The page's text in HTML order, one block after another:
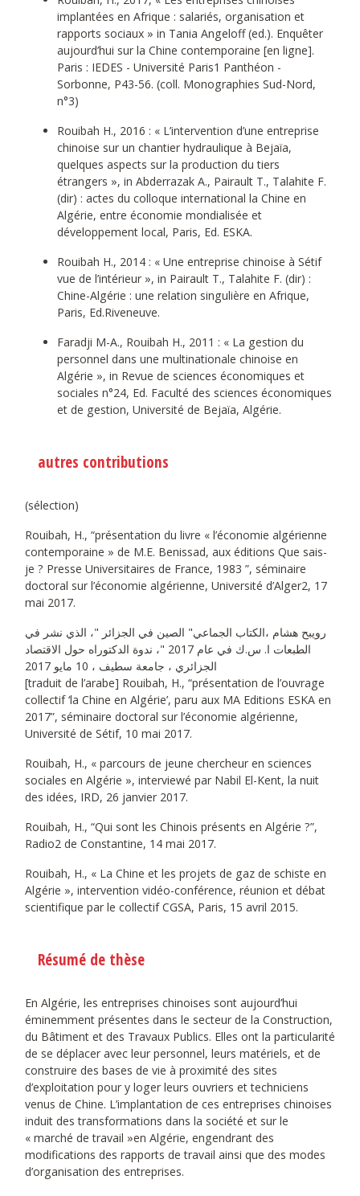
implantées en Afrique : salariés, organisation et
rapports sociaux » in Tania Angeloff (ed.). Enquêter
aujourd’hui sur la Chine contemporaine [en ligne].
Paris : IEDES - Université Paris1 Panthéon -
Sorbonne, P43-56. (coll. Monographies Sud-Nord,
n°3)
Rouibah H., 2016 : « L’intervention d’une entreprise
chinoise sur un chantier hydraulique à Bejaïa,
quelques aspects sur la production du tiers
étrangers », in Abderrazak A., Pairault T., Talahite F.
(dir) : actes du colloque international la Chine en
Algérie, entre économie mondialisée et
développement local, Paris, Ed. ESKA.
Rouibah H., 2014 : « Une entreprise chinoise à Sétif
vue de l’intérieur », in Pairault T., Talahite F. (dir) :
Chine-Algérie : une relation singulière en Afrique,
Paris, Ed.Riveneuve.
Faradji M-A., Rouibah H., 2011 : « La gestion du
personnel dans une multinationale chinoise en
Algérie », in Revue de sciences économiques et
sociales n°24, Ed. Faculté des sciences économiques
et de gestion, Université de Bejaïa, Algérie.
autres contributions
(sélection)
Rouibah, H., “présentation du livre « l’économie algérienne
contemporaine » de M.E. Benissad, aux éditions Que sais-
je ? Presse Universitaires de France, 1983 ”, séminaire
doctoral sur l’économie algérienne, Université d’Alger2, 17
mai 2017.
رويبح هشام ،الكتاب الجماعي" الصين في الجزائر "، الذي نشر في
الطبعات ا. س.ك في عام 2017 "، ندوة الدكتوراه حول الاقتصاد
الجزائري ، جامعة سطيف ، 10 مايو 2017
[traduit de l’arabe] Rouibah, H., “présentation de l’ouvrage
collectif ‘la Chine en Algérie’, paru aux MA Editions ESKA en
2017”, séminaire doctoral sur l’économie algérienne,
Université de Sétif, 10 mai 2017.
Rouibah, H., « parcours de jeune chercheur en sciences
sociales en Algérie », interviewé par Nabil El-Kent, la nuit
des idées, IRD, 26 janvier 2017.
Rouibah, H., “Qui sont les Chinois présents en Algérie ?”,
Radio2 de Constantine, 14 mai 2017.
Rouibah, H., « La Chine et les projets de gaz de schiste en
Algérie », intervention vidéo-conférence, réunion et débat
scientifique par le collectif CGSA, Paris, 15 avril 2015.
Résumé de thèse
En Algérie, les entreprises chinoises sont aujourd’hui
éminemment présentes dans le secteur de la Construction,
du Bâtiment et des Travaux Publics. Elles ont la particularité
de se déplacer avec leur personnel, leurs matériels, et de
construire des bases de vie à proximité des sites
d’exploitation pour y loger leurs ouvriers et techniciens
venus de Chine. L’implantation de ces entreprises chinoises
induit des transformations dans la société et sur le
« marché de travail »en Algérie, engendrant des
modifications des rapports de travail ainsi que des modes
d’organisation des entreprises.